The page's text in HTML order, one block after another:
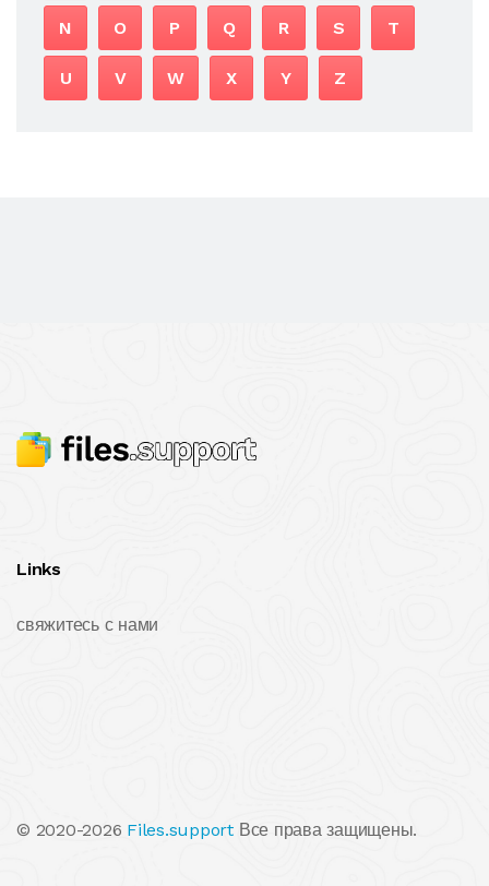
N O P Q R S T
U V W X Y Z
Links
свяжитесь с нами
© 2020-2026 Files.support Все права защищены.